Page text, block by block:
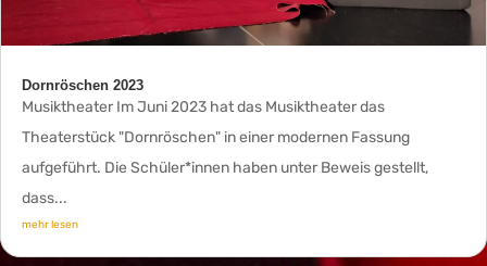
Dornröschen 2023
Musiktheater Im Juni 2023 hat das Musiktheater das
Theaterstück "Dornröschen" in einer modernen Fassung
aufgeführt. Die Schüler*innen haben unter Beweis gestellt,
dass...
mehr lesen